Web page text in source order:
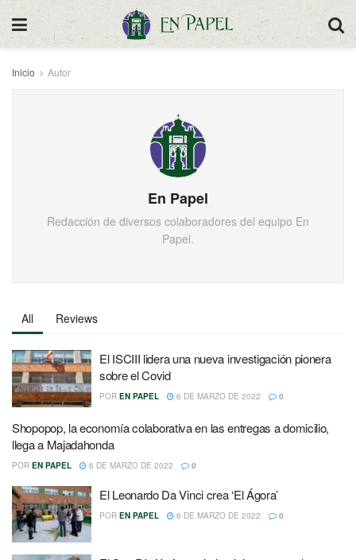
Inicio Autor
En Papel
Redacción de diversos colaboradores del equipo En
Papel.
All Reviews
El ISCIII lidera una nueva investigación pionera
sobre el Covid
POR EN PAPEL 6 DE MARZO DE 2022 0
Shopopop, la economía colaborativa en las entregas a domicilio,
llega a Majadahonda
POR EN PAPEL 6 DE MARZO DE 2022 0
El Leonardo Da Vinci crea ‘El Ágora’
POR EN PAPEL 6 DE MARZO DE 2022 0